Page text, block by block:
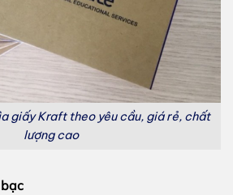
giấy Kraft theo yêu cầu, giá rẻ, chất
lượng cao